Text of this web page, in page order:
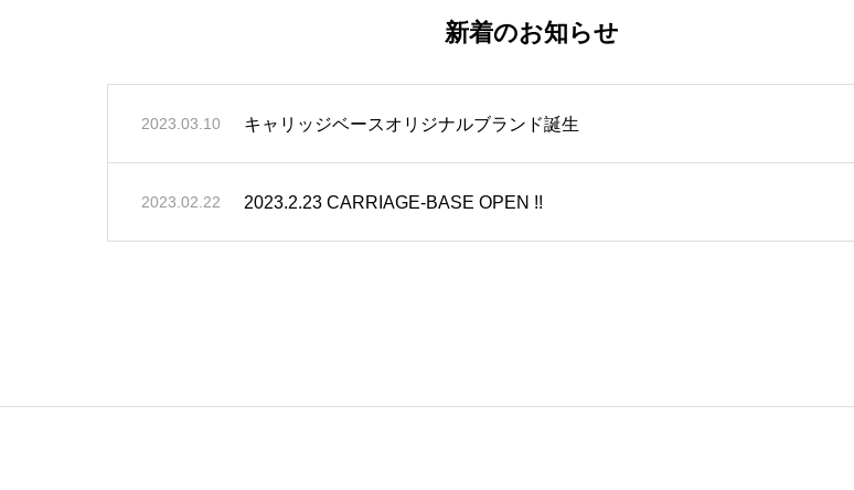
新着のお知らせ
2023.03.10 キャリッジベースオリジナルブランド誕生
2023.02.22 2023.2.23 CARRIAGE-BASE OPEN !!